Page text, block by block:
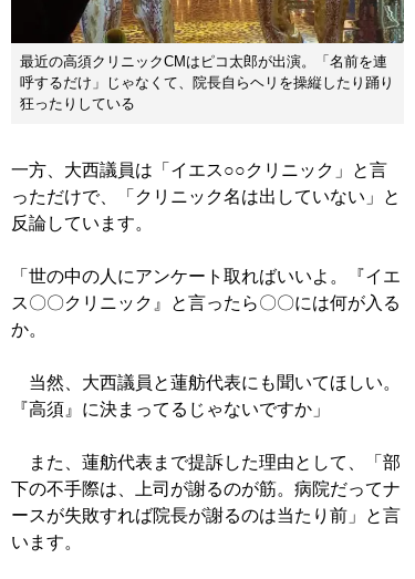
最近の高須クリニックCMはピコ太郎が出演。「名前を連
呼するだけ」じゃなくて、院長自らヘリを操縦したり踊り
狂ったりしている
一方、大西議員は「イエス○○クリニック」と言
っただけで、「クリニック名は出していない」と
反論しています。
「世の中の人にアンケート取ればいいよ。『イエ
ス〇〇クリニック』と言ったら〇〇には何が入る
か。
当然、大西議員と蓮舫代表にも聞いてほしい。
『高須』に決まってるじゃないですか」
また、蓮舫代表まで提訴した理由として、「部
下の不手際は、上司が謝るのが筋。病院だってナ
ースが失敗すれば院長が謝るのは当たり前」と言
います。